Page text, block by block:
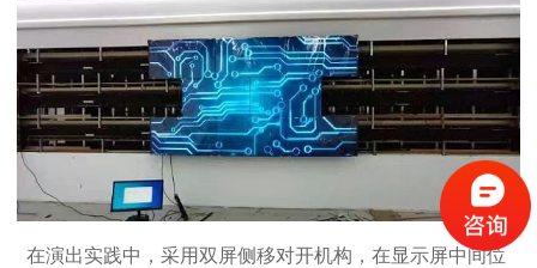
在演出实践中，采用双屏侧移对开机构，在显示屏中间位